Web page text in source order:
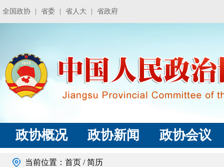
全国政协 省委 省人大 省政府
政协概况 政协新闻 政协会议
当前位置： 首页 / 简历